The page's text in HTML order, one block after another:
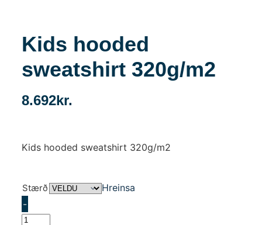
Kids hooded
sweatshirt 320g/m2
8.692kr.
Kids hooded sweatshirt 320g/m2
Stærð
Hreinsa
-